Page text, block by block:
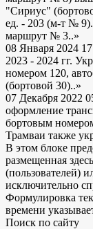
"Сириус"
ед. - 203 (м-т № 9).
маршрут № 3..»
08 Января 2024
2023 - 2024 гг.
номером 120,
(бортовой 30)..»
07 Декабря 2022
оформление
бортовым
Трамваи также
В этом блоке
размещенная
(пользователей)
исключительно
Формулировка
времени
Поиск по сайту